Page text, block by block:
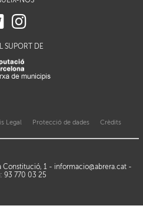
SUPORT DE
Legal Protecció de dades Crèdits
Constitució, 1 - informacio@abrera.cat-
93 770 03 25